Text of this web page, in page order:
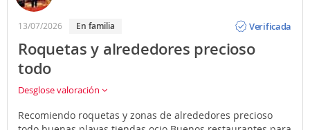
13/07/2026 En familia
Verificada
Roquetas y alrededores precioso
todo
Desglose valoración
Recomiendo roquetas y zonas de alrededores precioso